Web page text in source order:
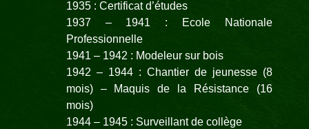
1935 : Certificat d’études
1937 – 1941 : Ecole Nationale
Professionnelle
1941 – 1942 : Modeleur sur bois
1942 – 1944 : Chantier de jeunesse (8
mois) – Maquis de la Résistance (16
mois)
1944 – 1945 : Surveillant de collège